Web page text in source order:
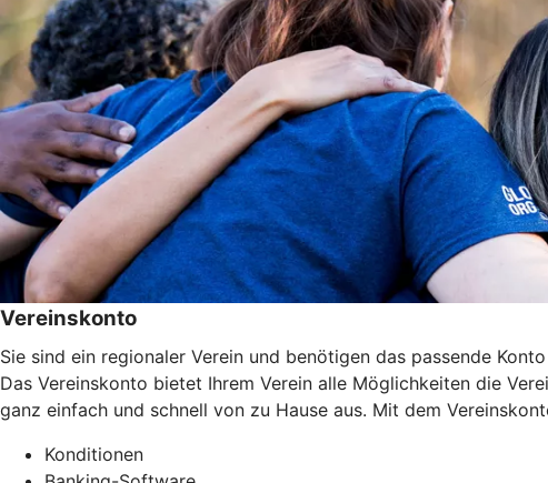
Vereinskonto
Sie sind ein regionaler Verein und benötigen das passende
Das Vereinskonto bietet Ihrem Verein alle Möglichkeiten die
ganz einfach und schnell von zu Hause aus. Mit dem
Konditionen